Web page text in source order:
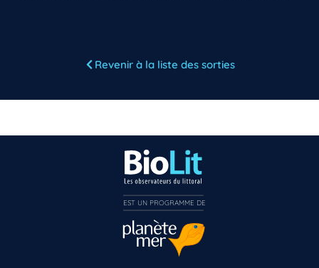
Revenir à la liste des sorties
Inscrivez-vous dès maintenant